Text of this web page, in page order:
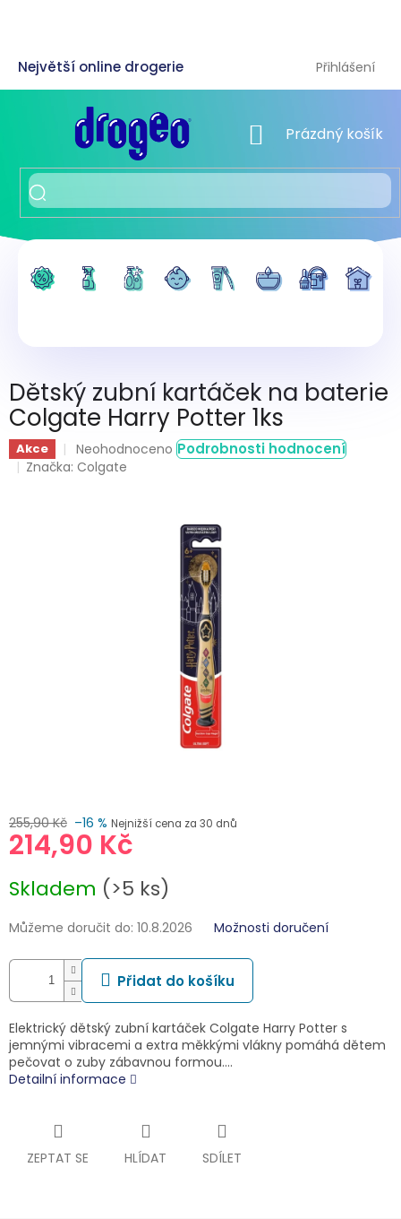
Přihlášení
NÁKUPNÍ KOŠÍK
Prázdný košík
Dětský zubní kartáček na baterie
Colgate Harry Potter 1ks
Akce
Průměrné
hodnocení
produktu
Neohodnoceno Podrobnosti hodnocení
Značka:Colgate
255,90 Kč –16 % Nejnižší cena za 30 dnů
214,90 Kč
cena:
Skladem (>5 ks)
Můžeme doručit do: 10.8.2026 Možnosti doručení
Přidat do košíku
Elektrický dětský zubní kartáček Colgate Harry Potter s
jemnými vibracemi a extra měkkými vlákny pomáhá dětem
pečovat o zuby zábavnou formou.…
Detailní informace
ZEPTAT SE HLÍDAT SDÍLET